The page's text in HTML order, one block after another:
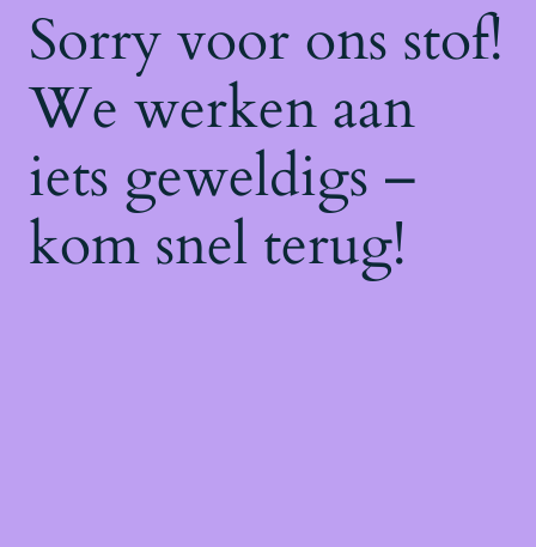
Sorry voor ons stof!
We werken aan
iets geweldigs –
kom snel terug!